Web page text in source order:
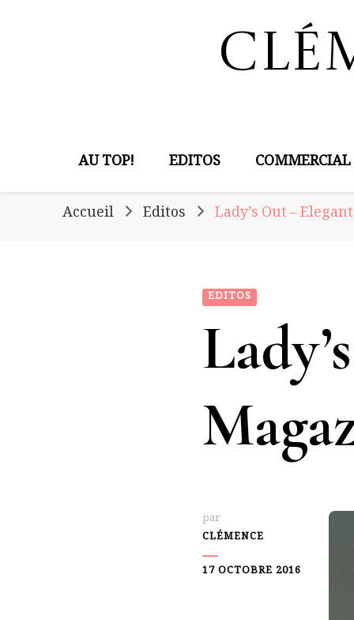
AU TOP! EDITOS COMMERCIAL
Accueil Editos Lady’s Out –
EDITOS
par
CLÉMENCE
17 OCTOBRE 2016